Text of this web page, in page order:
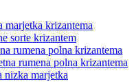
marjetka krizantema
sorte krizantem
rumena polna krizantema
rumena polna krizantema
nizka marjetka